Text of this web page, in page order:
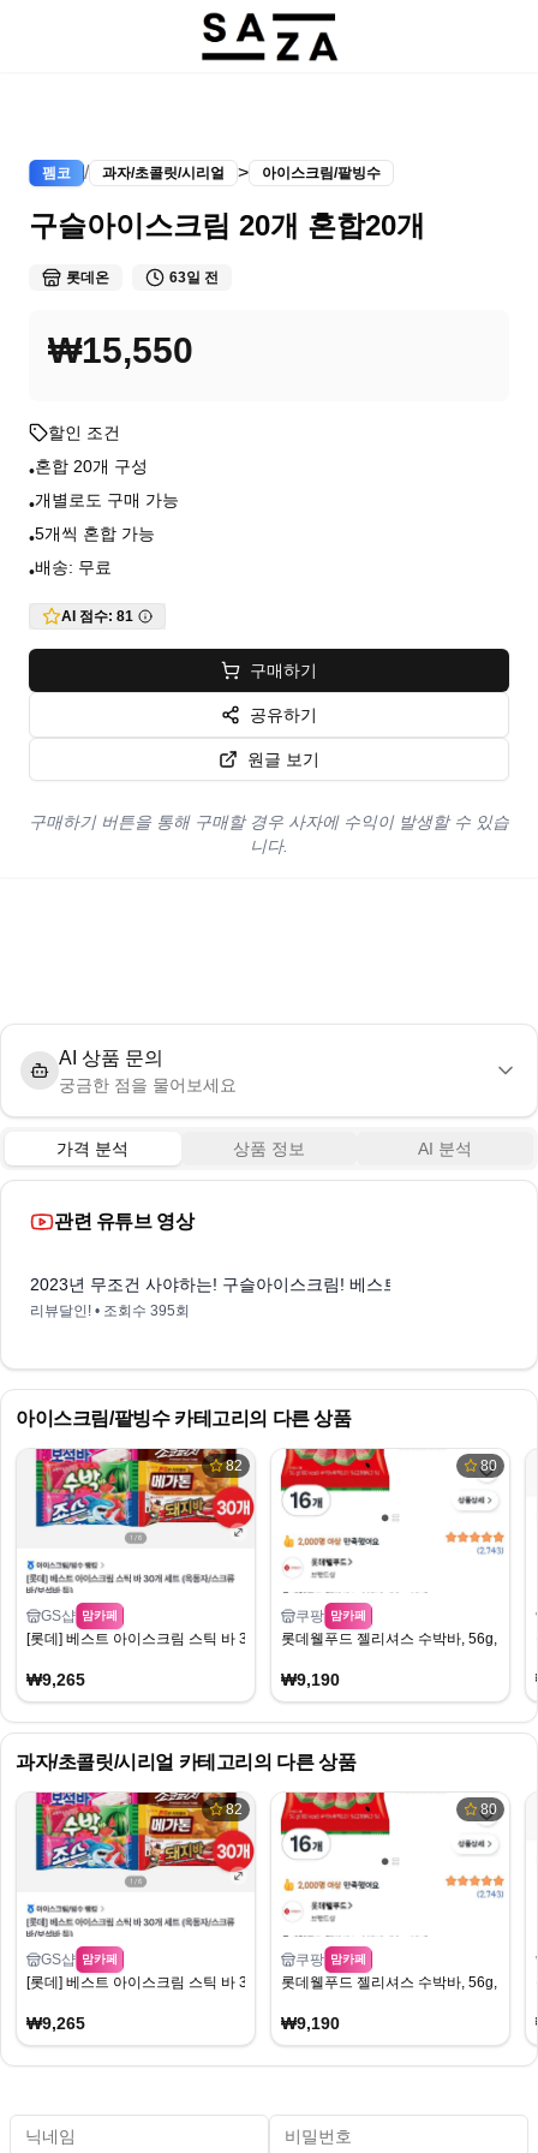
펨코 / 과자/초콜릿/시리얼 > 아이스크림/팥빙수
구슬아이스크림 20개 혼합20개
롯데온 63일 전
₩15,550
할인 조건
•혼합 20개 구성
•개별로도 구매 가능
•5개씩 혼합 가능
•배송: 무료
AI 점수: 81
구매하기
공유하기
원글 보기
구매하기 버튼을 통해 구매할 경우 사자에 수익이 발생할 수 있습
니다.
AI 상품 문의
궁금한 점을 물어보세요
가격 분석 상품 정보 AI 분석
관련 유튜브 영상
2023년 무조건 사야하는! 구슬아이스크림! 베스트 TOP10! 가격 평
리뷰달인! • 조회수 395회
아이스크림/팥빙수카테고리의 다른 상품
82
GS샵 맘카페
[롯데] 베스트 아이스크림 스틱 바 30개 세트
₩9,265
80
쿠팡 맘카페
롯데웰푸드 젤리셔스 수박바, 56g, 16개
₩9,190
과자/초콜릿/시리얼 카테고리의 다른 상품
82
GS샵 맘카페
[롯데] 베스트 아이스크림 스틱 바 30개 세트
₩9,265
80
쿠팡 맘카페
롯데웰푸드 젤리셔스 수박바, 56g, 16개
₩9,190